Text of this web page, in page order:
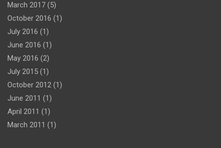
March 2017 (5)
October 2016 (1)
July 2016 (1)
June 2016 (1)
May 2016 (2)
July 2015 (1)
October 2012 (1)
June 2011 (1)
April 2011 (1)
March 2011 (1)